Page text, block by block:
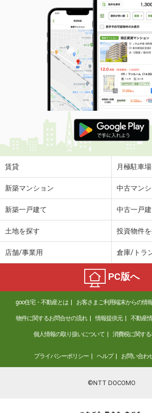
賃貸 月極駐車場
新築マンション 中古マン
新築一戸建て 中古一戸
土地を探す 投資物件
店舗/事業用 倉庫/トラ
PC版へ
goo住宅・不動産とは お客さまご利用端末からの情
物件に関するお問合せの流れ 情報提供元 不動産
個人情報の取り扱いについて 消費税に関す
プライバシーポリシー ヘルプ お問い合わ
©NTT DOCOMO